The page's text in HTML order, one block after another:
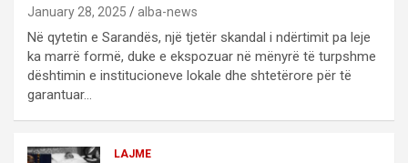
January 28, 2025 alba-news
Në qytetin e Sarandës, një tjetër skandal i ndërtimit pa leje
ka marrë formë, duke e ekspozuar në mënyrë të turpshme
dështimin e institucioneve lokale dhe shtetërore për të
garantuar…
LAJME